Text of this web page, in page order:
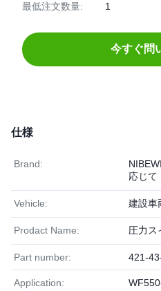
最低注文数量: 1
今すぐ問
仕様
Brand:
応じて
Vehicle: 建設車
Prodact Name: 圧力ス
Part number: 421-
Application: